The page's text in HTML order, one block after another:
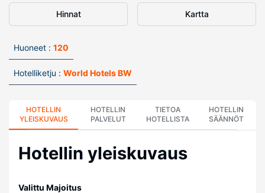
Hinnat Kartta
Huoneet : 120
Hotelliketju : World Hotels BW
HOTELLIN
YLEISKUVAUS
HOTELLIN
PALVELUT
TIETOA
HOTELLISTA
HOTELLIN
SÄÄNNÖT
Hotellin yleiskuvaus
Valittu Majoitus